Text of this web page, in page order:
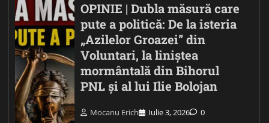
OPINIE | Dubla măsură care
pute a politică: De la isteria
„Azilelor Groazei” din
Voluntari, la liniștea
mormântală din Bihorul
PNL și al lui Ilie Bolojan
Mocanu Erich Iulie 3, 2026 0